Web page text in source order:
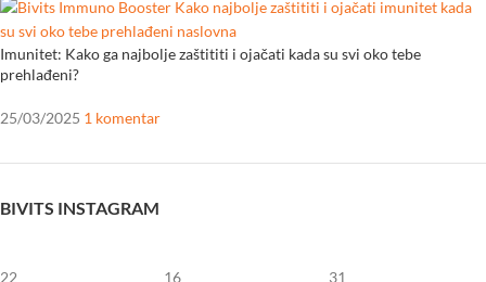
Imunitet: Kako ga najbolje zaštititi i ojačati kada su svi oko tebe
prehlađeni?
25/03/2025 1 komentar
BIVITS INSTAGRAM
22 16 31